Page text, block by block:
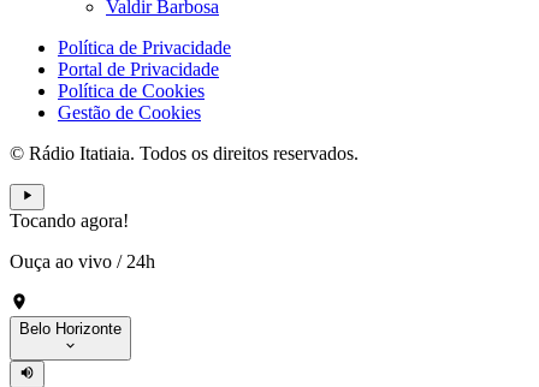
Valdir Barbosa
Política de Privacidade
Portal de Privacidade
Política de Cookies
Gestão de Cookies
© Rádio Itatiaia. Todos os direitos reservados.
Tocando agora!
Ouça ao vivo / 24h
Belo Horizonte